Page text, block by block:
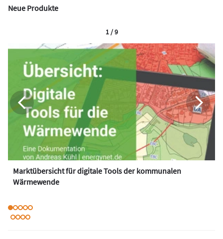
Neue Produkte
Marktübersicht für digitale Tools der kommunalen
Wärmewende
1 / 9